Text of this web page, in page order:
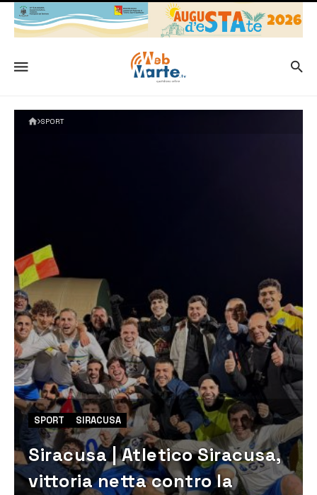
SPORT
SPORT SIRACUSA
Siracusa | Atletico Siracusa,
vittoria netta contro la